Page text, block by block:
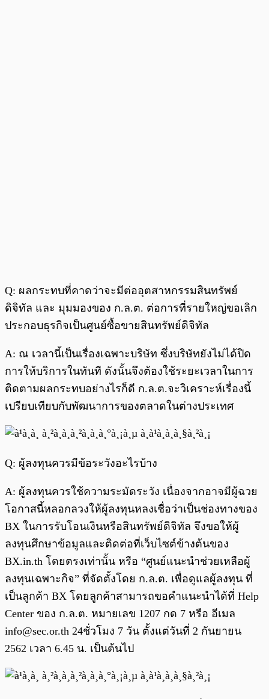
Q: ผลกระทบที่คาดว่าจะมีต่ออุตสาหกรรมสินทรัพย์
ดิจิทัล และ มุมมองของ ก.ล.ต. ต่อการที่รายใหญ่ขอเลิก
ประกอบธุรกิจเป็นศูนย์ซื้อขายสินทรัพย์ดิจิทัล
A: ณ เวลานี้เป็นเรื่องเฉพาะบริษัท ซึ่งบริษัทยังไม่ได้ปิด
การให้บริการในทันที ดังนั้นจึงต้องใช้ระยะเวลาในการ
ติดตามผลกระทบอย่างไรก็ดี ก.ล.ต.จะวิเคราะห์เรื่องนี้
เปรียบเทียบกับพัฒนาการของตลาดในต่างประเทศ
Q: ผู้ลงทุนควรมีข้อระวังอะไรบ้าง
A: ผู้ลงทุนควรใช้ความระมัดระวัง เนื่องจากอาจมีผู้ฉวย
โอกาสนี้หลอกลวงให้ผู้ลงทุนหลงเชื่อว่าเป็นช่องทางของ
BX ในการรับโอนเงินหรือสินทรัพย์ดิจิทัล จึงขอให้ผู้
ลงทุนศึกษาข้อมูลและติดต่อที่เว็บไซต์ข้างต้นของ
BX.in.th โดยตรงเท่านั้น หรือ “ศูนย์แนะนำช่วยเหลือผู้
ลงทุนเฉพาะกิจ” ที่จัดตั้งโดย ก.ล.ต. เพื่อดูแลผู้ลงทุน ที่
เป็นลูกค้า BX โดยลูกค้าสามารถขอคำแนะนำได้ที่ Help
Center ของ ก.ล.ต. หมายเลข 1207 กด 7 หรือ อีเมล
info@sec.or.th 24ชั่วโมง 7 วัน ตั้งแต่วันที่ 2 กันยายน
2562 เวลา 6.45 น. เป็นต้นไป